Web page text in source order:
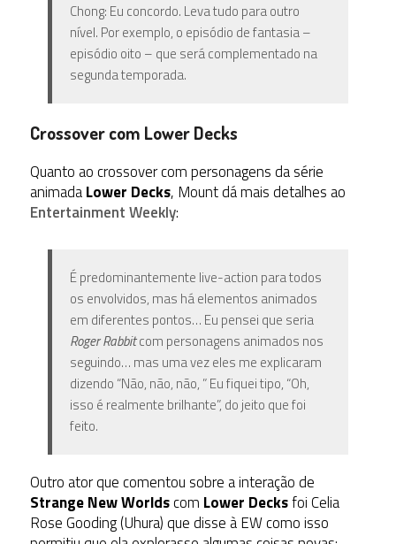
Chong: Eu concordo. Leva tudo para outro
nível. Por exemplo, o episódio de fantasia –
episódio oito – que será complementado na
segunda temporada.
Crossover com Lower Decks
Quanto ao crossover com personagens da série
animadaLower Decks, Mount dá mais detalhes ao
Entertainment Weekly:
É predominantemente live-action para todos
os envolvidos, mas há elementos animados
em diferentes pontos… Eu pensei que seria
Roger Rabbitcom personagens animados nos
seguindo… mas uma vez eles me explicaram
dizendo “Não, não, não, ” Eu fiquei tipo, “Oh,
isso é realmente brilhante”, do jeito que foi
feito.
Outro ator que comentou sobre a interação de
Strange New Worldscom Lower Decksfoi Celia
Rose Gooding (Uhura) que disse à EW como isso